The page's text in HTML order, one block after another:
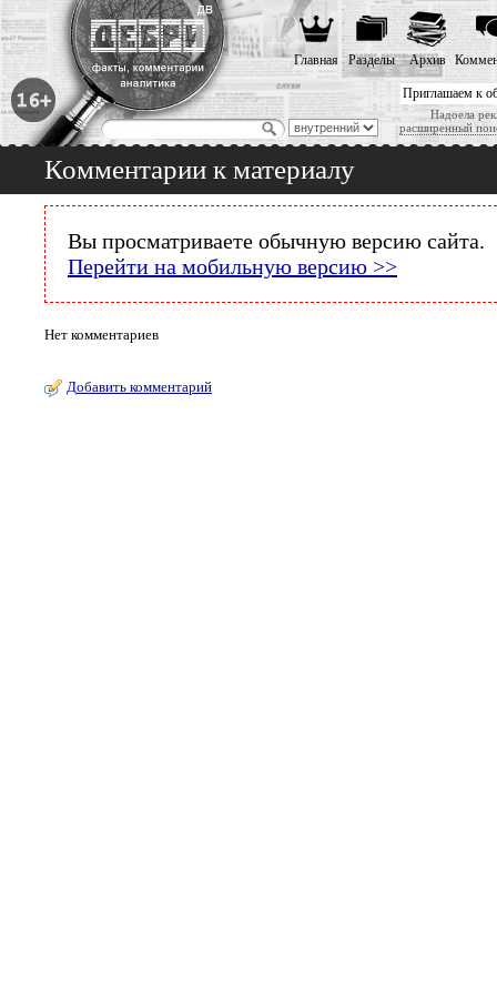
Приглашаем к
Надоела
расширенный
Главная Разделы Архив
Комментарии к материалу
Вы просматриваете обычную версию сайта.
Перейти на мобильную версию >>
Нет комментариев
Добавить комментарий